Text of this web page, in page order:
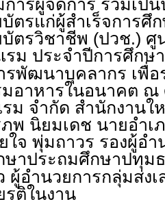
ารผู้จัดการ ร่วมเป็
ตรแก่ผู้สำเร็จการศึ
ตรวิชาชีพ (ปวช.)
ม ประจำปีการศึกษ
พัฒนาบุคลากร เพื่อ
มอาหารในอนาคต
ม จำกัด สำนักงานใ
พ นิยมเดช นายอำเ
ใจ พุ่มถาวร รองผู้อ
ษาประถมศึกษาปทุม
ผู้อำนวยการกลุ่มส่ง
รติในงาน